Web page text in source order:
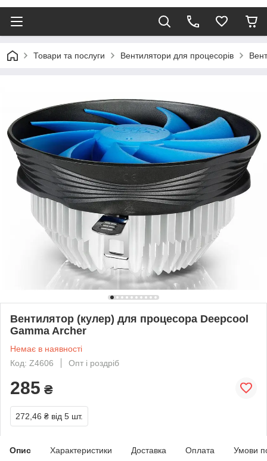
Товари та послуги Вентилятори для процесорів
Вентилятор (кулер) для процесора Deepcool
Gamma Archer
Немає в наявності
Код: Z4606
Опт і роздріб
285 ₴
272,46 ₴ від 5 шт.
Опис Характеристики Доставка Оплата Умови